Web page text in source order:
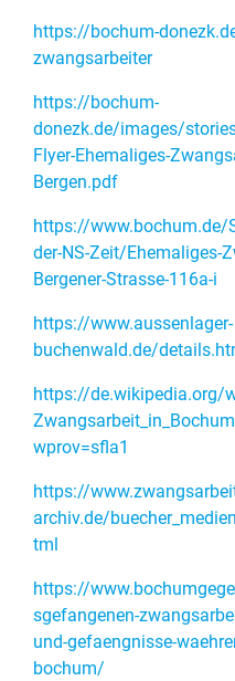
https://bochum-
zwangsarbeiter
https://bochum-
donezk.de/images/
Flyer-Ehemaliges-
Bergen.pdf
https://www.bochum.de/
der-NS-Zeit/Ehemaliges-
Bergener-Strasse-116a-i
https://www.aussenlager-
buchenwald.de/
https://de.wikipedia.org/
wprov=sfla1
https://
archiv.de/
tml
https://
sgefangenen-
und-gefaengnisse-
bochum/